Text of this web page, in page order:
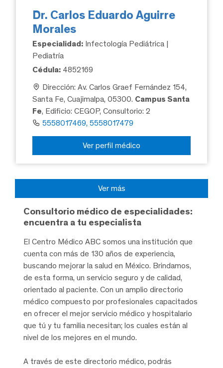
Dr. Carlos Eduardo Aguirre
Morales
Especialidad: Infectología Pediátrica |
Pediatría
Cédula: 4852169
Dirección: Av. Carlos Graef Fernández 154,
Santa Fe, Cuajimalpa, 05300. Campus Santa
Fe, Edificio: CEGOP, Consultorio: 2
5558017469, 5558017479
Ver perfil médico
Ver más
Consultorio médico de especialidades:
encuentra a tu especialista
El Centro Médico ABC somos una institución que
cuenta con más de 130 años de experiencia,
buscando mejorar la salud en México. Brindamos,
de esta forma, un servicio seguro y de calidad,
orientado al paciente. Con un amplio directorio
médico compuesto por profesionales capacitados
en ofrecer el mejor servicio médico y hospitalario
que tú y tu familia necesitan; los cuales están al
nivel de los mejores en el mundo.
A través de este directorio médico, podrás